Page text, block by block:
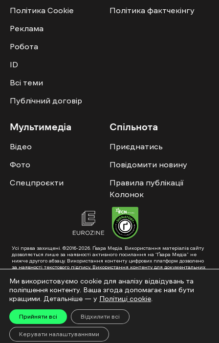
Політика Cookie
Реклама
Робота
ID
Всі теми
Публічний договір
Політика фактчекінгу
Мультимедіа
Відео
Фото
Спецпроєкти
Спільнота
Приєднатись
Повідомити новину
Правила публікації
Колонок
Усі права захищені. ©2016-2026. Ґвара Медіа. Використання матеріалів сайту
дозволяється лише за наявності активного посилання на “Ґвара Медіа” не
нижче другого абзацу. Використання контенту цифрових платформ дозволено
за наявності текстового підпису. Використання контенту для документальних
схвалення від редакції.
Суб’єкт у сфері онлайн-медіа; ідентифікатор медіа – R40-01353. Поштова
адреса: ГО «Ґвара Медіа», 61057, Харків, вул. Гоголя, 14, абонентська скринька
№7400
Підкинь нам тему на пошту – hello@gwaramedia.com
Модернізація сайту:
Ми використовуємо cookie для аналізу відвідувань та
поліпшення контенту. Ваша згода допомагає нам бути
кращими. Детальніше — у Політиці cookie
Прийняти всі Відхилити всі
Керувати налаштуваннями